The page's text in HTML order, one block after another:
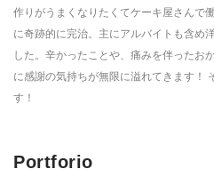
作りがうまくなりたくてケーキ屋さんで
に奇跡的に完治。主にアルバイトも含め
した。辛かったことや、痛みを伴ったお
に感謝の気持ちが無限に溢れてきます！
す！
Portforio